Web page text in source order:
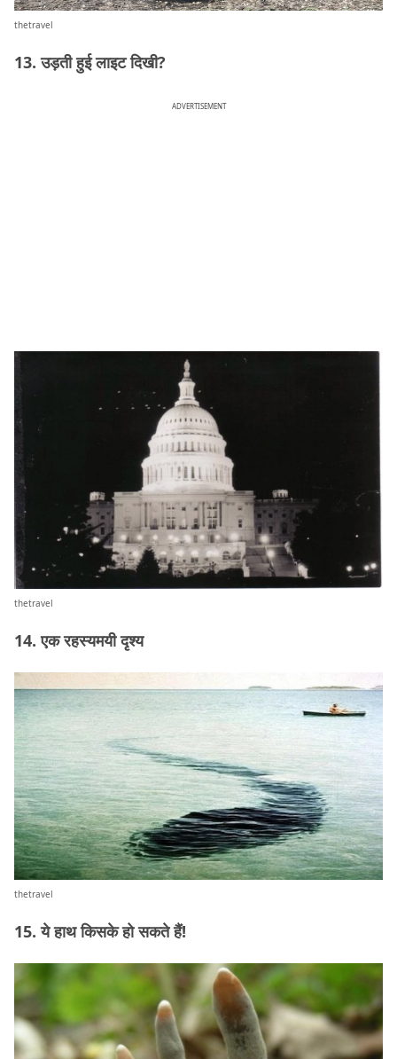
thetravel
13. उड़ती हुई लाइट दिखी?
ADVERTISEMENT
thetravel
14. एक रहस्यमयी दृश्य
thetravel
15. ये हाथ किसके हो सकते हैं!